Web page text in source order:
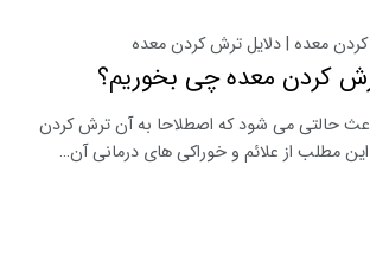
معده | دلایل ترش کردن معده
کردن معده چی بخوریم؟
حالتی می شود که اصطلاحا به آن ترش کردن
مطلب از علائم و خوراکی های درمانی آن…